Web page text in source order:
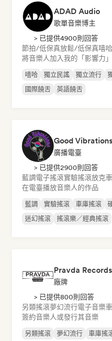
ADAD Audio
歌單音樂博主
> 已提供4900則回答
節拍/低保真放鬆/低保真嘻哈
將音樂人加入我的「影響力
嘻哈 獨立民謠 獨立流行
國際饒舌
英語饒舌
Good
廣播電臺
> 已提供2900則回答
藍調電子搖滾實驗搖滾放克
在電臺播放音樂人的作品
藍調 實驗搖滾 車庫搖滾
迷幻搖滾
搖滾樂／經典搖滾
Pravda Records
廠牌
> 已提供800則回答
另類搖滾夢幻流行電子音樂
簽約音樂人或發行其音樂
另類搖滾 夢幻流行 車庫搖